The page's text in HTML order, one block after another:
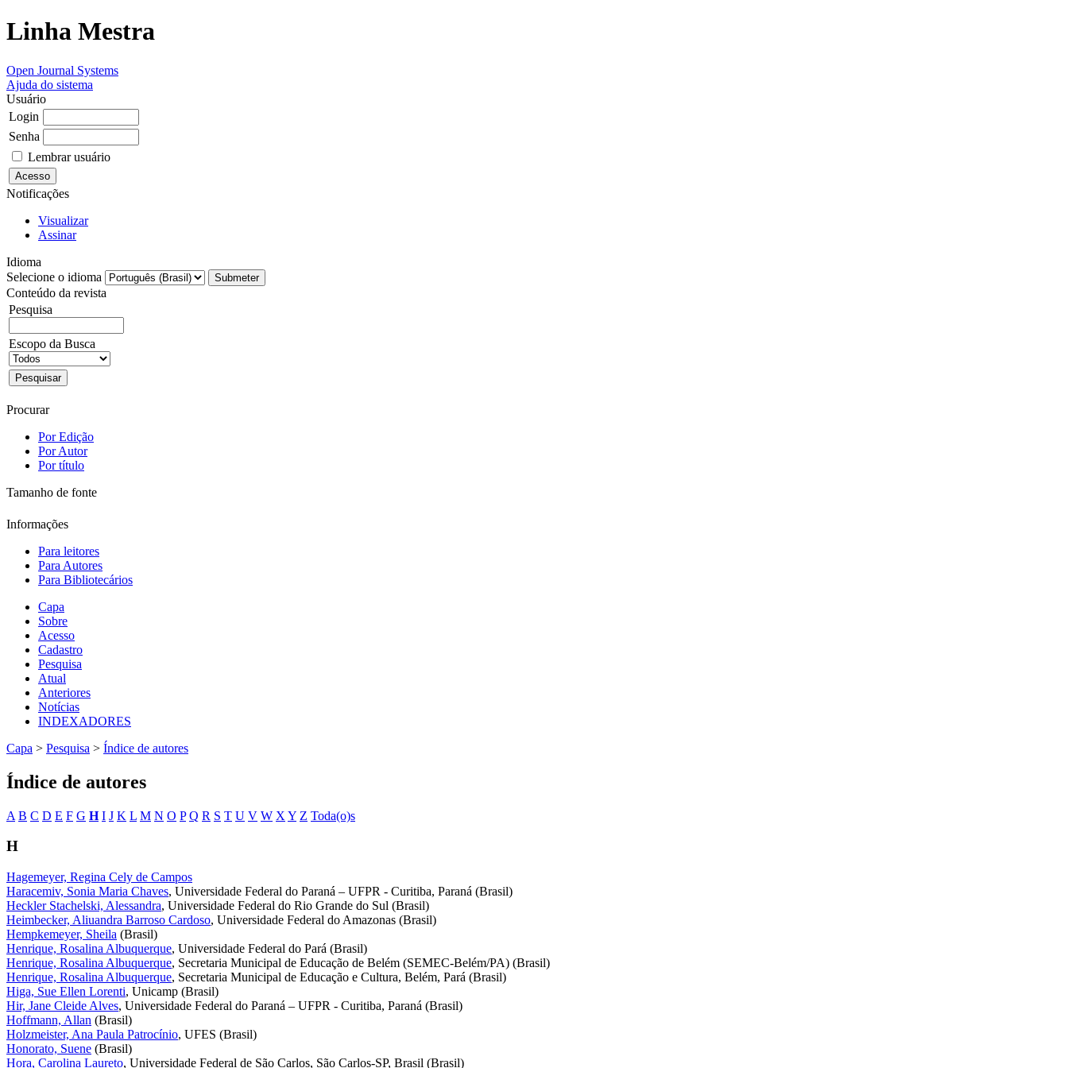
Linha Mestra
Open Journal Systems
Ajuda do sistema
Usuário
Login
Senha
Lembrar usuário
Notificações
Visualizar
Assinar
Idioma
Selecione o idioma
Conteúdo da revista
Pesquisa
Escopo da Busca
Procurar
Por Edição
Por Autor
Por título
Tamanho de fonte
Informações
Para leitores
Para Autores
Para Bibliotecários
Capa
Sobre
Acesso
Cadastro
Pesquisa
Atual
Anteriores
Notícias
INDEXADORES
Capa > Pesquisa > Índice de autores
Índice de autores
A B C D E F G H I J K L M N O P Q R S T U V W X Y Z Toda(o)s
H
Hagemeyer, Regina Cely de Campos
Haracemiv, Sonia Maria Chaves, Universidade Federal do Paraná – UFPR - Curitiba, Paraná (Brasil)
Heckler Stachelski, Alessandra, Universidade Federal do Rio Grande do Sul (Brasil)
Heimbecker, Aliuandra Barroso Cardoso, Universidade Federal do Amazonas (Brasil)
Hempkemeyer, Sheila (Brasil)
Henrique, Rosalina Albuquerque, Universidade Federal do Pará (Brasil)
Henrique, Rosalina Albuquerque, Secretaria Municipal de Educação de Belém (SEMEC-Belém/PA) (Brasil)
Henrique, Rosalina Albuquerque, Secretaria Municipal de Educação e Cultura, Belém, Pará (Brasil)
Higa, Sue Ellen Lorenti, Unicamp (Brasil)
Hir, Jane Cleide Alves, Universidade Federal do Paraná – UFPR - Curitiba, Paraná (Brasil)
Hoffmann, Allan (Brasil)
Holzmeister, Ana Paula Patrocínio, UFES (Brasil)
Honorato, Suene (Brasil)
Hora, Carolina Laureto, Universidade Federal de São Carlos, São Carlos-SP, Brasil (Brasil)